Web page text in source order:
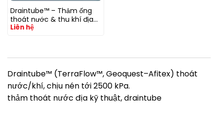
Draintube™ – Thảm ống
thoát nước & thu khí địa
kỹ thuật (Geoquest–
Liên hệ
Draintube™ (TerraFlow™, Geoquest–Afitex) thoát
nước/khí, chịu nén tới 2500 kPa.
thảm thoát nước địa kỹ thuật, draintube